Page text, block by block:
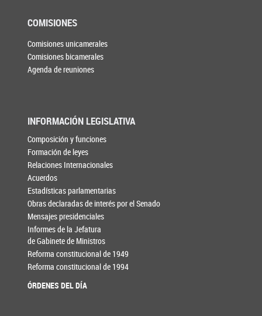
COMISIONES
Comisiones unicamerales
Comisiones bicamerales
Agenda de reuniones
INFORMACIÓN LEGISLATIVA
Composición y funciones
Formación de leyes
Relaciones Internacionales
Acuerdos
Estadísticas parlamentarias
Obras declaradas de interés por el Senado
Mensajes presidenciales
Informes de la Jefatura
de Gabinete de Ministros
Reforma constitucional de 1949
Reforma constitucional de 1994
ÓRDENES DEL DÍA